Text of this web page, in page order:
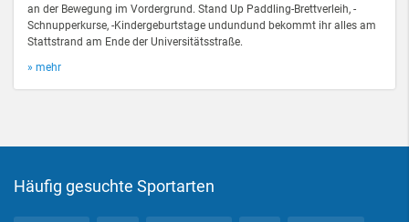
an der Bewegung im Vordergrund. Stand Up Paddling-Brettverleih, -
Schnupperkurse, -Kindergeburtstage undundund bekommt ihr alles am
Stattstrand am Ende der Universitätsstraße.
» mehr
Häufig gesuchte Sportarten